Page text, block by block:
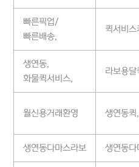
빠른픽업/
빠른배송,
퀵서비스
생연동,
화물퀵서비스,
라보용달
월신용거래환영 생연동퀵,
생연동다마스라보 생연동다